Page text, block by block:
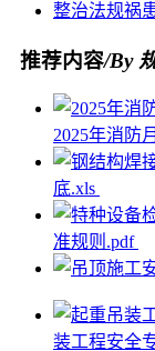
整治法规祸
推荐内容/By
2025年消防
底.xls
准规则.pdf
装工程安全